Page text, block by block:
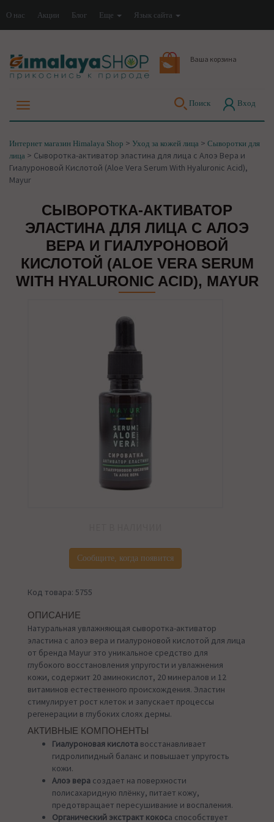
О нас Акции Блог Еще Язык сайта
Ваша корзина
Поиск Вход
Интернет магазин Himalaya Shop > Уход за кожей лица > Сыворотки для
лица > Сыворотка-активатор эластина для лица с Алоэ Вера и
Гиалуроновой Кислотой (Aloe Vera Serum With Hyaluronic Acid),
Mayur
СЫВОРОТКА-АКТИВАТОР
ЭЛАСТИНА ДЛЯ ЛИЦА С АЛОЭ
ВЕРА И ГИАЛУРОНОВОЙ
КИСЛОТОЙ (ALOE VERA SERUM
WITH HYALURONIC ACID), MAYUR
Сообщите, когда появится
Код товара: 5755
ОПИСАНИЕ
Натуральная увлажняющая сыворотка-активатор
эластина с алоэ вера и гиалуроновой кислотой для лица
от бренда Mayur это уникальное средство для
глубокого восстановления упругости и увлажнения
кожи, содержит 20 аминокислот, 20 минералов и 12
витаминов естественного происхождения. Эластин
стимулирует рост клеток и запускает процессы
регенерации в глубоких слоях дермы.
АКТИВНЫЕ КОМПОНЕНТЫ
Гиалуроновая кислота восстанавливает
гидролипидный баланс и повышает упругость
кожи.
Алоэ вера создает на поверхности
полисахаридную плёнку, питает кожу,
предотвращает пересушивание и воспаления.
Органический экстракт кокоса способствует